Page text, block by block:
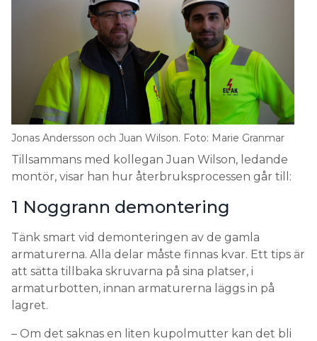
Jonas Andersson och Juan Wilson. Foto: Marie Granmar
Tillsammans med kollegan Juan Wilson, ledande
montör, visar han hur återbruksprocessen går till:
1 Noggrann demontering
Tänk smart vid demonteringen av de gamla
armaturerna. Alla delar måste finnas kvar. Ett tips är
att sätta tillbaka skruvarna på sina platser, i
armaturbotten, innan armaturerna läggs in på
lagret.
– Om det saknas en liten kupolmutter kan det bli